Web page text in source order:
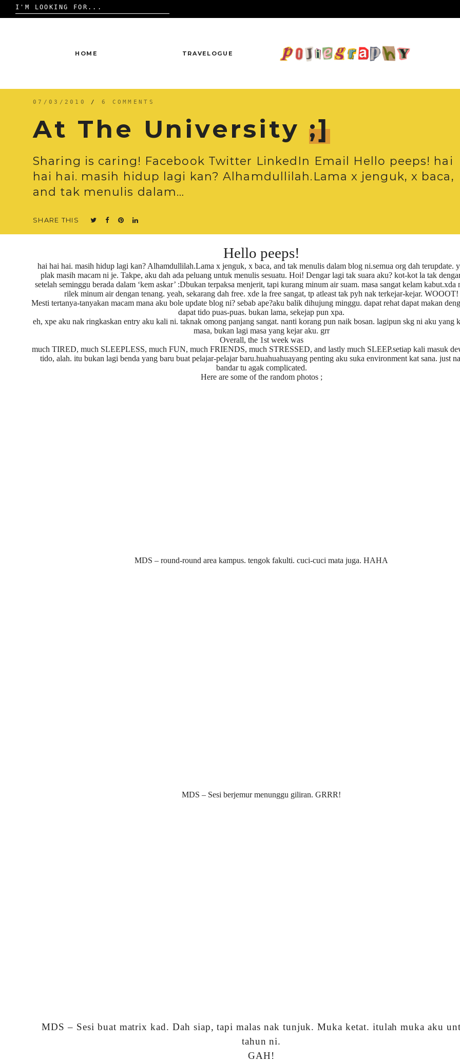
Search
for:
HOME TRAVELOGUE
07/03/2010 / 6 COMMENTS
At The University;]
Sharing is caring! Facebook Twitter LinkedIn Email Hello peeps! hai
hai hai. masih hidup lagi kan? Alhamdullilah.Lama x jenguk, x baca,
and tak menulis dalam…
SHARE THIS
Hello peeps!
hai hai hai. masih hidup lagi kan? Alhamdullilah.Lama x jenguk, x baca, and tak menulis dalam blog ni.semua org dah terupdate.
plak masih macam ni je. Takpe, aku dah ada peluang untuk menulis sesuatu. Hoi! Dengar lagi tak suara aku? kot-kot la tak
setelah seminggu berada dalam ‘kem askar’ :Dbukan terpaksa menjerit, tapi kurang minum air suam. masa sangat kelam kabut.xda
rilek minum air dengan tenang. yeah, sekarang dah free. xde la free sangat, tp atleast tak pyh nak terkejar-kejar. WOOOT!
Mesti tertanya-tanyakan macam mana aku bole update blog ni? sebab ape?aku balik dihujung minggu. dapat rehat dapat makan
dapat tido puas-puas. bukan lama, sekejap pun xpa.
eh, xpe aku nak ringkaskan entry aku kali ni. taknak omong panjang sangat. nanti korang pun naik bosan. lagipun skg ni aku yang
masa, bukan lagi masa yang kejar aku. grr
Overall, the 1st week was
much TIRED, much SLEEPLESS, much FUN, much FRIENDS, much STRESSED, and lastly much SLEEP.setiap kali masuk
tido, alah. itu bukan lagi benda yang baru buat pelajar-pelajar baru.huahuahuayang penting aku suka environment kat sana. just
bandar tu agak complicated.
Here are some of the random photos ;
MDS – round-round area kampus. tengok fakulti. cuci-cuci mata juga. HAHA
MDS – Sesi berjemur menunggu giliran. GRRR!
MDS – Sesi buat matrix kad. Dah siap, tapi malas nak tunjuk. Muka ketat. itulah muka aku
tahun ni.
GAH!